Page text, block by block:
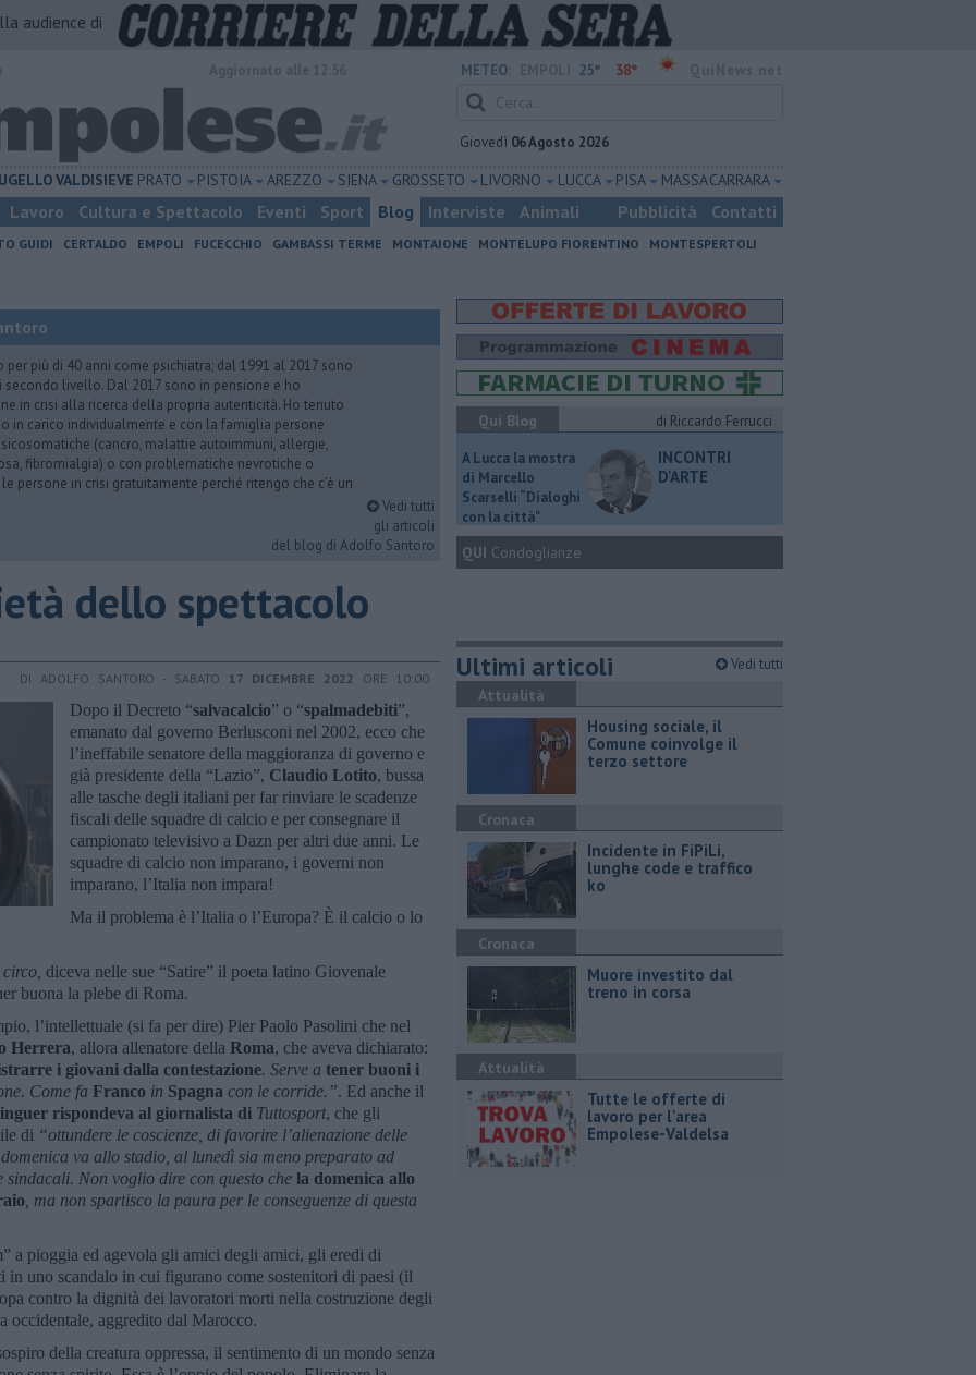
audience di
METEO: 25° 38°
Giovedì 06 Agosto 2026
VALDISIEVE PRATO PISTOIA AREZZO SIENA GROSSETO LIVORNO LUCCA PISA MASSA CARRARA
Lavoro Cultura e Spettacolo Eventi Sport Blog Interviste Animali Pubblicità Contatti
GUIDI CERTALDO EMPOLI FUCECCHIO GAMBASSI TERME MONTAIONE MONTELUPO FIORENTINO
MONTESPERTOLI
più di 40 anni come psichiatra; dal 1991 al 2017 sono
livello. Dal 2017 sono in pensione e ho
in crisi alla ricerca della propria autenticità. Ho tenuto
in carico individualmente e con la famiglia persone
(cancro, malattie autoimmuni, allergie,
fibromialgia) o con problematiche nevrotiche o
persone in crisi gratuitamente perché ritengo che c’è un
Vedi tutti
gli articoli
del blog di Adolfo Santoro
dello spettacolo
DI ADOLFO SANTORO - SABATO 17 DICEMBRE 2022 ORE 10:00
Dopo il Decreto “salvacalcio” o “spalmadebiti”,
emanato dal governo Berlusconi nel 2002, ecco che
l’ineffabile senatore della maggioranza di governo e
già presidente della “Lazio”, Claudio Lotito, bussa
alle tasche degli italiani per far rinviare le scadenze
fiscali delle squadre di calcio e per consegnare il
campionato televisivo a Dazn per altri due anni. Le
squadre di calcio non imparano, i governi non
imparano, l’Italia non impara!
Ma il problema è l’Italia o l’Europa? È il calcio o lo
diceva nelle sue “Satire” il poeta latino Giovenale
buona la plebe di Roma.
l’intellettuale (si fa per dire) Pier Paolo Pasolini che nel
Herrera, allora allenatore della Roma, che aveva dichiarato:
i giovani dalla contestazione. Serve a tener buoni i
Come fa Franco in Spagna con le corride.”. Ed anche il
rispondeva al giornalista di Tuttosport, che gli
di “ottundere le coscienze, di favorire l’alienazione delle
va allo stadio, al lunedì sia meno preparato ad
Non voglio dire con questo che la domenica allo
, ma non spartisco la paura per le conseguenze di questa
a pioggia ed agevola gli amici degli amici, gli eredi di
in uno scandalo in cui figurano come sostenitori di paesi (il
contro la dignità dei lavoratori morti nella costruzione degli
occidentale, aggredito dal Marocco.
della creatura oppressa, il sentimento di un mondo senza
Qui Blog
di Riccardo Ferrucci
A Lucca la mostra
di Marcello
Scarselli “Dialoghi
con la città"
INCONTRI
D'ARTE
QUI Condoglianze
Ultimi articoli Vedi tutti
Attualità
​Housing sociale, il
Comune coinvolge il
terzo settore
Cronaca
Incidente in FiPiLi,
lunghe code e traffico
ko
Cronaca
Muore investito dal
treno in corsa
Attualità
​Tutte le offerte di
lavoro per l'area
Empolese-Valdelsa